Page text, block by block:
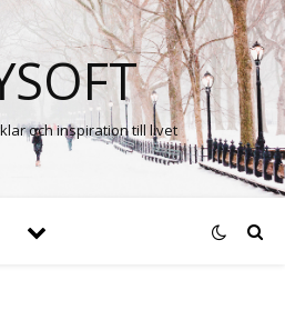
och inspiration till livet